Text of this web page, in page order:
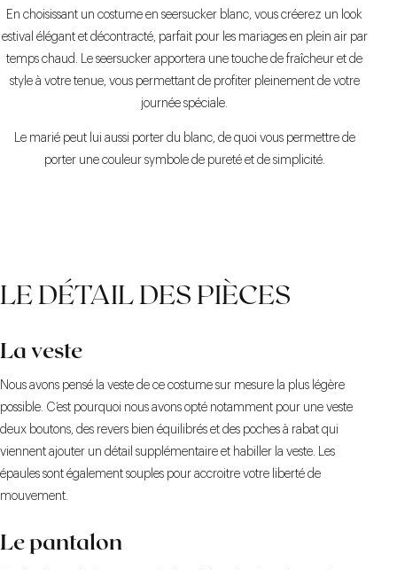
En choisissant un costume en seersucker blanc, vous créerez un look
estival élégant et décontracté, parfait pour les mariages en plein air par
temps chaud. Le seersucker apportera une touche de fraîcheur et de
style à votre tenue, vous permettant de profiter pleinement de votre
journée spéciale.
Le marié peut lui aussi porter du blanc, de quoi vous permettre de
porter une couleur symbole de pureté et de simplicité.
LE DÉTAIL DES PIÈCES
La veste
Nous avons pensé la veste de ce costume sur mesure la plus légère
possible. C’est pourquoi nous avons opté notamment pour une veste
deux boutons, des revers bien équilibrés et des poches à rabat qui
viennent ajouter un détail supplémentaire et habiller la veste. Les
épaules sont également souples pour accroitre votre liberté de
mouvement.
Le pantalon